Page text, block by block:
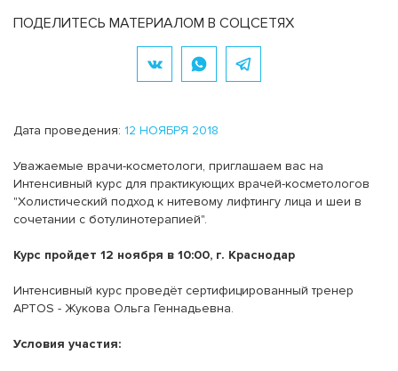
ПОДЕЛИТЕСЬ МАТЕРИАЛОМ В СОЦСЕТЯХ
Дата проведения: 12 НОЯБРЯ 2018
Уважаемые врачи-косметологи, приглашаем вас на
Интенсивный курс для практикующих врачей-косметологов
"Холистический подход к нитевому лифтингу лица и шеи в
сочетании с ботулинотерапией".
Курс пройдет 12 ноября в 10:00, г. Краснодар
Интенсивный курс проведёт сертифицированный тренер
APTOS - Жукова Ольга Геннадьевна.
Условия участия: